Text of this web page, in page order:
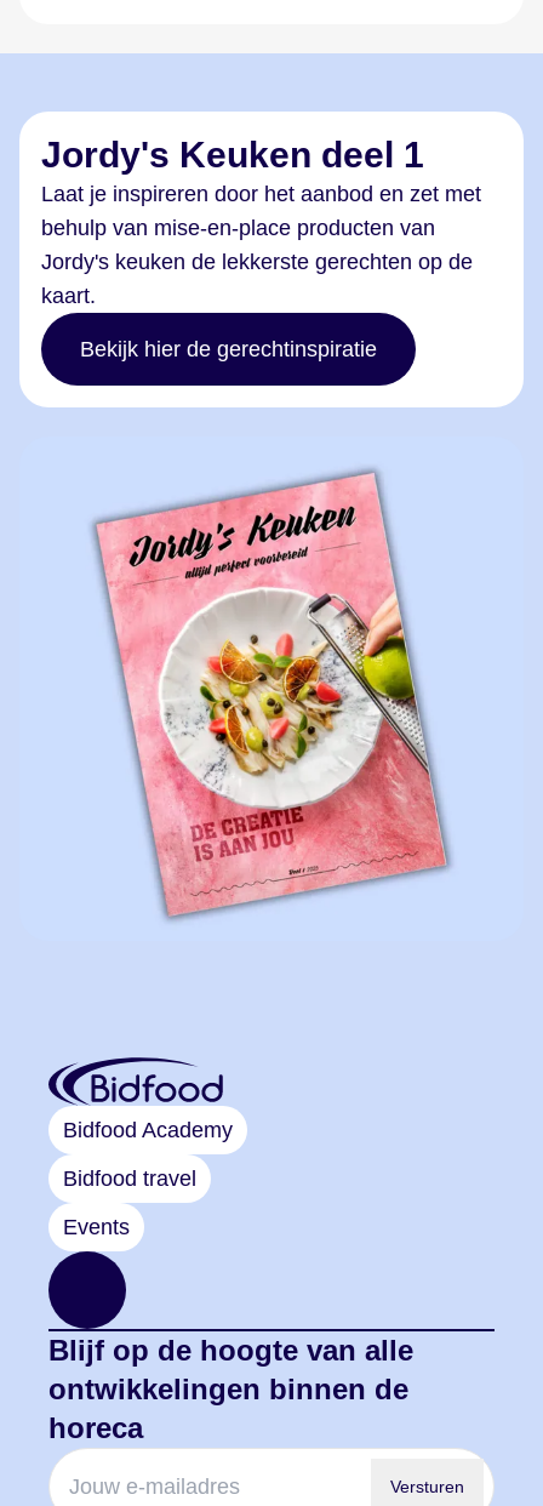
Jordy's Keuken deel 1
Laat je inspireren door het aanbod en zet met
behulp van mise-en-place producten van
Jordy's keuken de lekkerste gerechten op de
kaart.
Bekijk hier de gerechtinspiratie
Bidfood Academy
Bidfood travel
Events
Blijf op de hoogte van alle
ontwikkelingen binnen de
horeca
Versturen